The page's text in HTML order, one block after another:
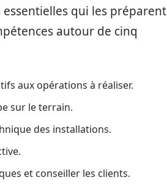
qui les préparent
autour de cinq
aux opérations à réaliser.
sur le terrain.
des installations.
et conseiller les clients.